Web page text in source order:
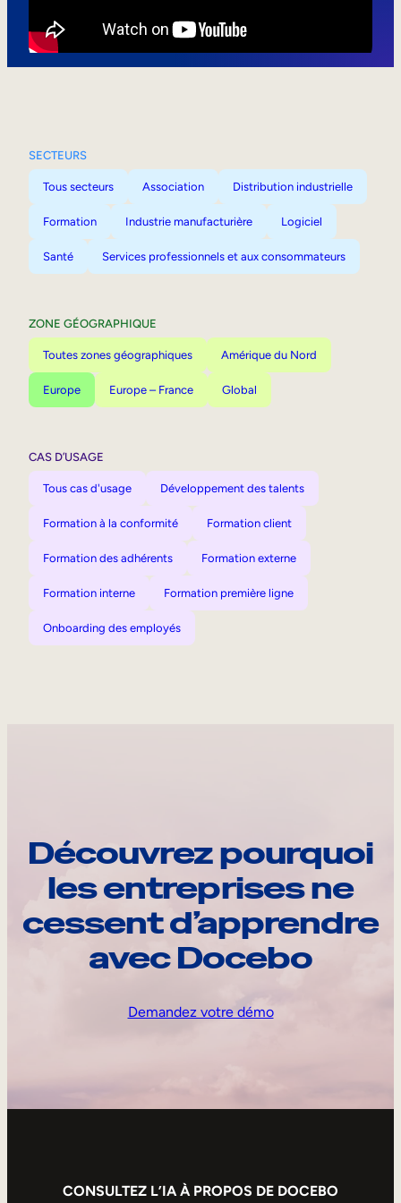
SECTEURS
Tous secteurs Association Distribution industrielle
Formation Industrie manufacturière Logiciel
Santé Services professionnels et aux consommateurs
ZONE GÉOGRAPHIQUE
Toutes zones géographiques Amérique du Nord
Europe Europe – France Global
CAS D’USAGE
Tous cas d'usage Développement des talents
Formation à la conformité Formation client
Formation des adhérents Formation externe
Formation interne Formation première ligne
Onboarding des employés
Découvrez pourquoi
les entreprises ne
cessent d’apprendre
avec Docebo
Demandez votre démo
CONSULTEZ L’IA À PROPOS DE DOCEBO